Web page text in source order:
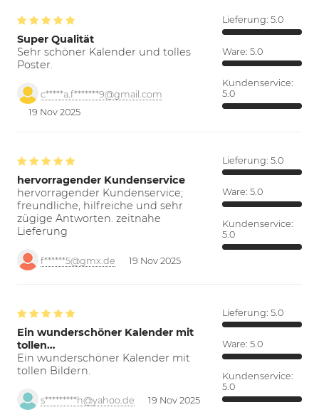
Super Qualität
Sehr schöner Kalender und tolles
Poster.
c*****a.f*******9@gmail.com
19 Nov 2025
Lieferung: 5.0
Ware: 5.0
Kundenservice:
5.0
hervorragender Kundenservice
hervorragender Kundenservice;
freundliche, hilfreiche und sehr
zügige Antworten. zeitnahe
Lieferung
f******5@gmx.de 19 Nov 2025
Lieferung: 5.0
Ware: 5.0
Kundenservice:
5.0
Ein wunderschöner Kalender mit
tollen…
Ein wunderschöner Kalender mit
tollen Bildern.
s*********h@yahoo.de 19 Nov 2025
Lieferung: 5.0
Ware: 5.0
Kundenservice:
5.0